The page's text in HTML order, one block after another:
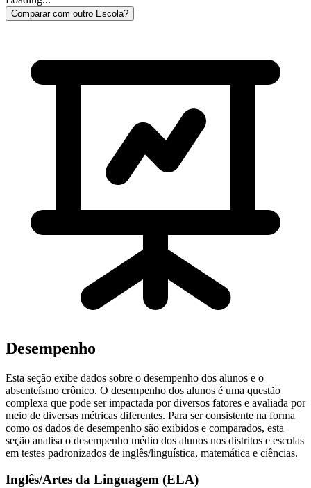
Comparar com outro Escola?
Desempenho
Esta seção exibe dados sobre o desempenho dos alunos e o
absenteísmo crônico. O desempenho dos alunos é uma questão
complexa que pode ser impactada por diversos fatores e avaliada por
meio de diversas métricas diferentes. Para ser consistente na forma
como os dados de desempenho são exibidos e comparados, esta
seção analisa o desempenho médio dos alunos nos distritos e escolas
em testes padronizados de inglês/linguística, matemática e ciências.
Inglês/Artes da Linguagem (ELA)